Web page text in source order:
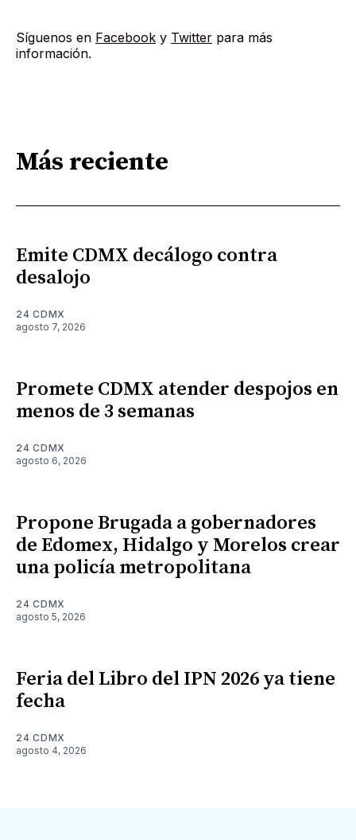
Síguenos en Facebook y Twitter para más
información.
Más reciente
Emite CDMX decálogo contra
desalojo
24 CDMX
agosto 7, 2026
Promete CDMX atender despojos en
menos de 3 semanas
24 CDMX
agosto 6, 2026
Propone Brugada a gobernadores
de Edomex, Hidalgo y Morelos crear
una policía metropolitana
24 CDMX
agosto 5, 2026
Feria del Libro del IPN 2026 ya tiene
fecha
24 CDMX
agosto 4, 2026